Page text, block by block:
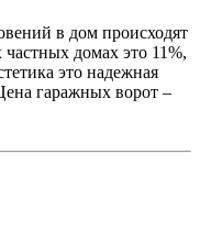
в дом происходят
домах это 11%,
это надежная
гаражных ворот –